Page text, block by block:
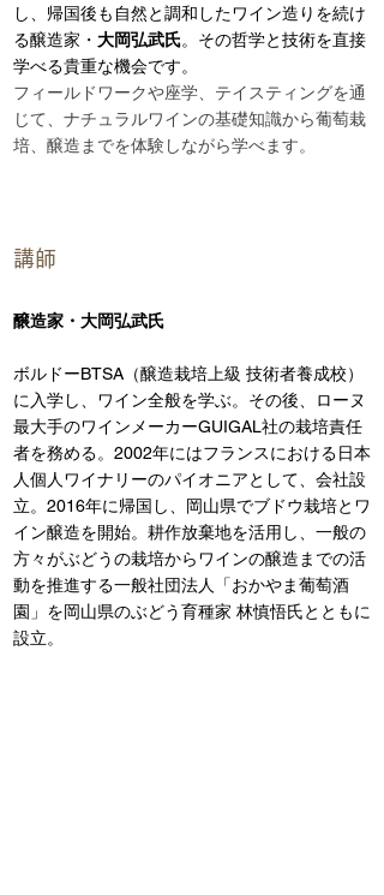
し、帰国後も自然と調和したワイン造りを続け
る醸造家・ 大岡弘武氏。その哲学と技術を直接
学べる貴重な機会です。
フィールドワークや座学、テイスティングを通
じて、ナチュラルワインの基礎知識から葡萄栽
培、醸造までを体験しながら学べます。
講師
醸造家・大岡弘武氏
ボルドーBTSA（醸造栽培上級 技術者養成校）
に入学し、ワイン全般を学ぶ。その後、ローヌ
最大手のワインメーカーGUIGAL社の栽培責任
者を務める。2002年にはフランスにおける日本
人個人ワイナリーのパイオニアとして、会社設
立。2016年に帰国し、岡山県でブドウ栽培とワ
イン醸造を開始。耕作放棄地を活用し、一般の
方々がぶどうの栽培からワインの醸造までの活
動を推進する一般社団法人「おかやま葡萄酒
園」を岡山県のぶどう育種家 林慎悟氏とともに
設立。